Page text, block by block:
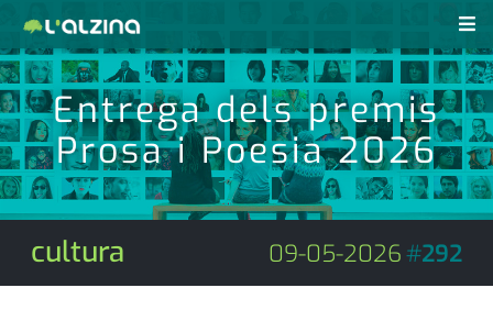
notícies
últimes notícies
activitats
agenda
revistes pdf
anunciants
subscripció
Entrega dels premis
Prosa i Poesia 2026
cultura 09-05-2026#292